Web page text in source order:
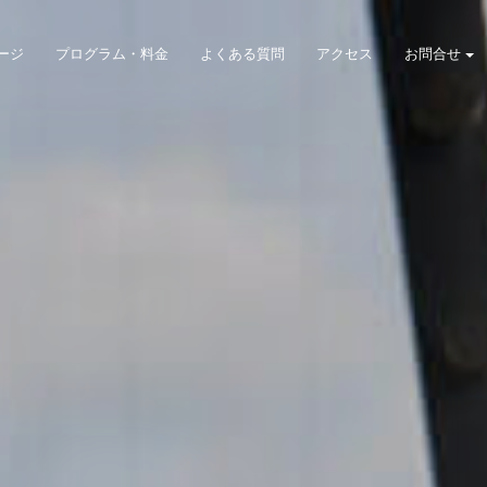
ジ プログラム・料金 よくある質問 アクセス お問合せ